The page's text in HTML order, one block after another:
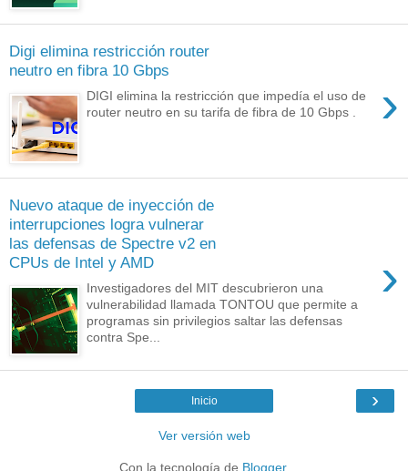
Digi elimina restricción router
neutro en fibra 10 Gbps
›
DIGI elimina la restricción que impedía el uso de
router neutro en su tarifa de fibra de 10 Gbps .
Nuevo ataque de inyección de
interrupciones logra vulnerar
las defensas de Spectre v2 en
CPUs de Intel y AMD
›
Investigadores del MIT descubrieron una
vulnerabilidad llamada TONTOU que permite a
programas sin privilegios saltar las defensas
contra Spe...
›
Inicio
Ver versión web
Con la tecnología de Blogger.